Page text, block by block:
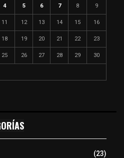
4 5 6 7 8 9
11 12 13 14 15 16
18 19 20 21 22 23
25 26 27 28 29 30
(23)